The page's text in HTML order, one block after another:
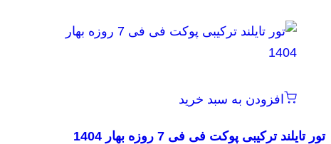
افزودن به سبد خرید
تور تایلند ترکیبی پوکت فی فی 7 روزه بهار 1404